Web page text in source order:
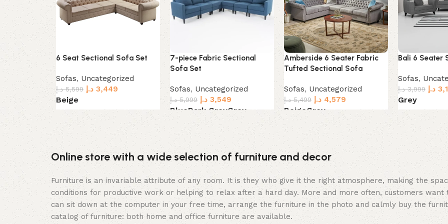
6 Seat Sectional Sofa Set
Sofas, Uncategorized
5,599 د.إ 3,449 د.إ
Beige
Select options
7-piece Fabric Sectional
Sofa Set
Sofas, Uncategorized
5,999 د.إ 3,549 د.إ
BlueDark GreyGrey
Select options
Amberside 6 Seater Fabric
Tufted Sectional Sofa
Sofas, Uncategorized
5,499 د.إ 4,579 د.إ
BeigeGrey
Select options
Bali 6 Seater
Sofas,
3,999 د.إ د.إ
Grey
Select
Online store with a wide selection of furniture and decor
Furniture is an invariable attribute of any room. It is they who give it the right atmosphere, making the
conditions for productive work or helping to relax after a hard day. More and more often, customers
can sit down at the computer in your free time, arrange the furniture in the photo and calmly buy the
catalog of furniture: both home and office furniture are available.